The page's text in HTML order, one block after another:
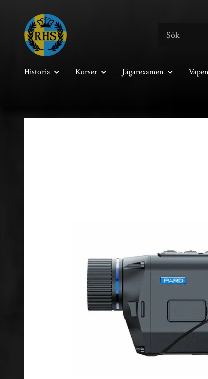
Historia Kurser Jägarexamen